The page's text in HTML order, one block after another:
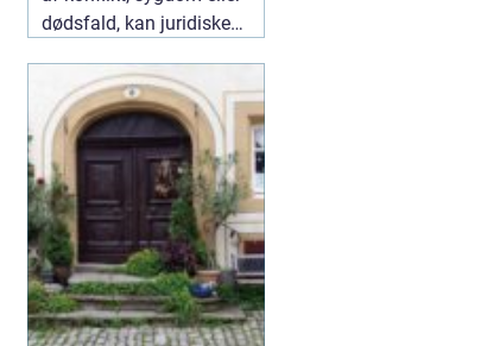
dødsfald, kan juridiske
sig store. Mange oplever,
at de både skal håndtere
følelser og praktiske
problemer på én gang.
Her kan en erfaren10
January 2026